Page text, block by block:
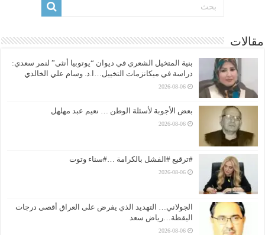
مقالات
بنية المتخيل الشعري في ديوان “يوتوبيا أنثى” لنمر سعدي:
دراسة في ميكانزمات التخييل…ا.د. وسام علي الخالدي
2026-08-06
بعض الأجوبة لأسئلة الوطن … نعيم عبد مهلهل
2026-08-06
#ترقيع #الفشل بالكرامة …#سناء وتوت
2026-08-06
الجولاني… التهديد الذي يفرض على العراق أقصى درجات
اليقظة…رياض سعد
2026-08-06